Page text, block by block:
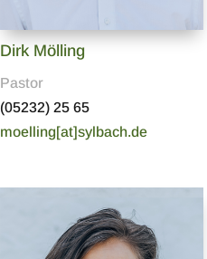
Dirk Mölling
Pastor
(05232) 25 65
moelling[at]sylbach.de